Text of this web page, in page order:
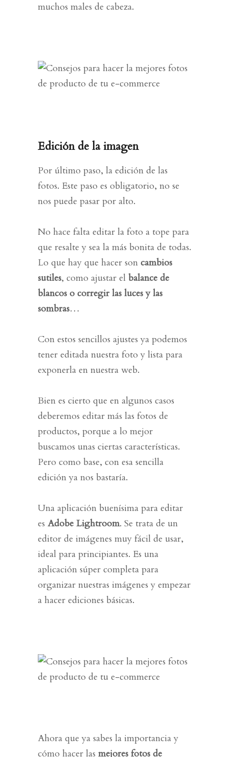
muchos males de cabeza.
Edición de la imagen
Por último paso, la edición de las
fotos. Este paso es obligatorio, no se
nos puede pasar por alto.
No hace falta editar la foto a tope para
que resalte y sea la más bonita de todas.
Lo que hay que hacer son cambios
sutiles, como ajustar el balance de
blancos o corregir las luces y las
sombras…
Con estos sencillos ajustes ya podemos
tener editada nuestra foto y lista para
exponerla en nuestra web.
Bien es cierto que en algunos casos
deberemos editar más las fotos de
productos, porque a lo mejor
buscamos unas ciertas características.
Pero como base, con esa sencilla
edición ya nos bastaría.
Una aplicación buenísima para editar
es Adobe Lightroom. Se trata de un
editor de imágenes muy fácil de usar,
ideal para principiantes. Es una
aplicación súper completa para
organizar nuestras imágenes y empezar
a hacer ediciones básicas.
Ahora que ya sabes la importancia y
cómo hacer las mejores fotos de